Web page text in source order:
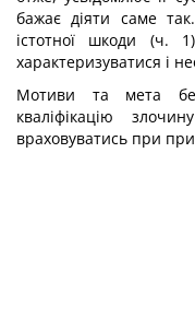
бажає діяти саме
істотної шкоди (ч.
характеризуватися і
Мотиви та мета
кваліфікацію
враховуватись при